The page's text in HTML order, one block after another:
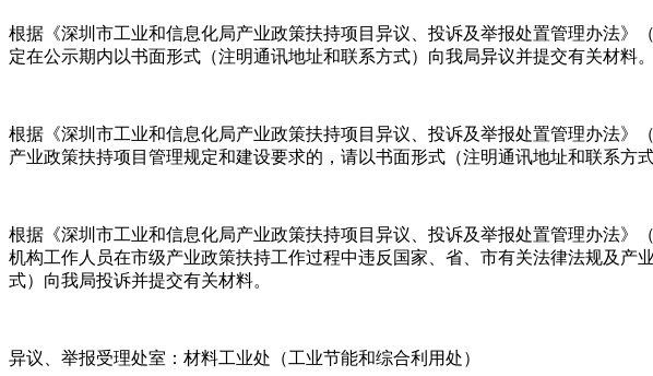
根据《深圳市工业和信息化局产业政策扶持项目异议、投诉及举报处置管理办法
定在公示期内以书面形式（注明通讯地址和联系方式）向我局异议并提交有关材料。
根据《深圳市工业和信息化局产业政策扶持项目异议、投诉及举报处置管理办法
产业政策扶持项目管理规定和建设要求的，请以书面形式（注明通讯地址和联系方
根据《深圳市工业和信息化局产业政策扶持项目异议、投诉及举报处置管理办法
机构工作人员在市级产业政策扶持工作过程中违反国家、省、市有关法律法规及
式）向我局投诉并提交有关材料。
异议、举报受理处室：材料工业处（工业节能和综合利用处）